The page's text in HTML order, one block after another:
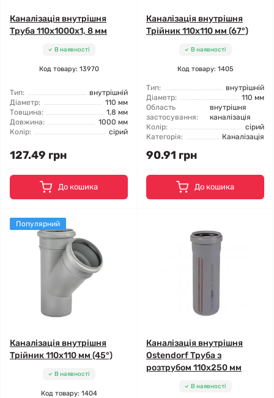
Каналізація внутрішня
Труба 110x1000x1, 8 мм
В наявності
Код товару: 13970
Тип:
внутрішній
Діаметр:
110 мм
Товщина:
1,8 мм
Довжина:
1000 мм
Колір:
сірий
127.49 грн
До кошика
Каналізація внутрішня
Трійник 110x110 мм (67°)
В наявності
Код товару: 1405
Тип:
внутрішній
Діаметр:
110 мм
Область
застосування:
внутрішня
каналізація
Колір:
сірий
Категорія:
Каналізація
90.91 грн
До кошика
Популярний
Каналізація внутрішня
Трійник 110x110 мм (45°)
В наявності
Код товару: 1404
Каналізація внутрішня
Ostendorf Труба з
розтрубом 110x250 мм
В наявності